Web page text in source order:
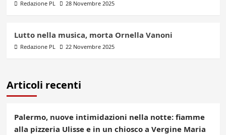
Redazione PL 28 Novembre 2025
Lutto nella musica, morta Ornella Vanoni
Redazione PL 22 Novembre 2025
Articoli recenti
Palermo, nuove intimidazioni nella notte: fiamme
alla pizzeria Ulisse e in un chiosco a Vergine Maria